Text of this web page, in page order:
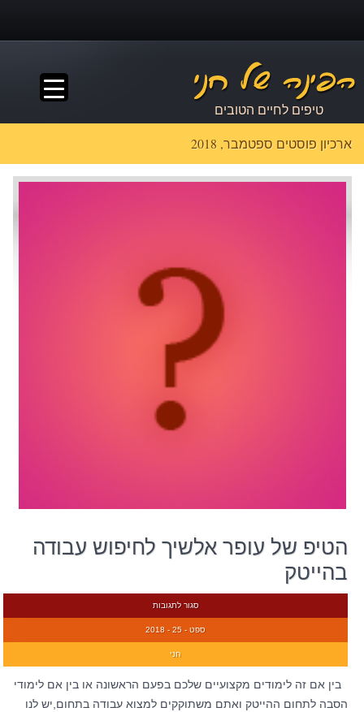
טיפים לחיים הטובים
ארכיון פוסטים ספטמבר, 2018
הטיפ של עופר אלשיך לחיפוש עבודה
בהייטק
סגור לתגובות
ספט - 25 - 2018
חני
בין אם זה לימודים מקצועיים שלכם בפעם הראשונה או בין אם לימודי
הסבה לתחום ההייטק ואתם משתוקקים למצוא עבודה בתחום,יש לנו